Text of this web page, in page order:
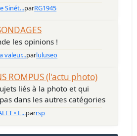
Sinét...parRG1945
les opinions !
valeur...parluluseo
ROMPUS (l'actu photo)
liés à la photo et qui
dans les autres catégories
• L...parrsp